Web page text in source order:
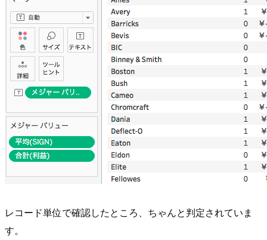
レコード単位で確認したところ、ちゃんと判定されていま
す。